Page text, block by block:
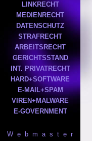
LINKRECHT
MEDIENRECHT
DATENSCHUTZ
STRAFRECHT
ARBEITSRECHT
GERICHTSSTAND
INT. PRIVATRECHT
HARD+SOFTWARE
E-MAIL+SPAM
VIREN+MALWARE
E-GOVERNMENT
W e b m a s t e r